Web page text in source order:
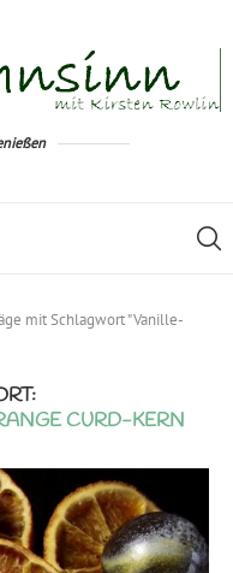
mit Schlagwort "Vanille-
CURD-KERN